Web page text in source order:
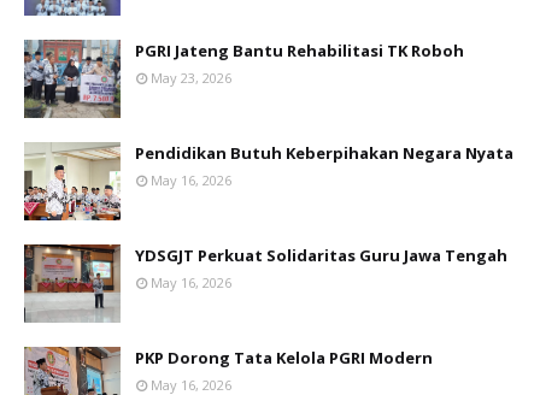
PGRI Jateng Bantu Rehabilitasi TK Roboh
May 23, 2026
Pendidikan Butuh Keberpihakan Negara Nyata
May 16, 2026
YDSGJT Perkuat Solidaritas Guru Jawa Tengah
May 16, 2026
PKP Dorong Tata Kelola PGRI Modern
May 16, 2026